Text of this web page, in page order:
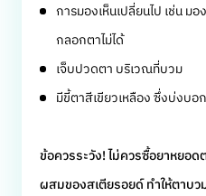
การมองเห็นเปลี่ยนไป เช่น ม
กลอกตาไม่ได้
เจ็บปวดตา บริเวณที่บวม
มีขี้ตาสีเขียวเหลือง ซึ่งบ่งบอ
ข้อควรระวัง!ไม่ควรซื้อยาหยอด
ผสมของสเตียรอยด์ ทำให้ตาบ